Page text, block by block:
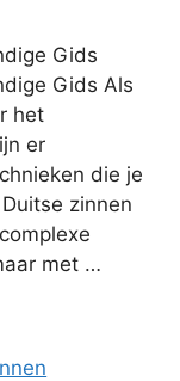
Gids
Gids Als
het
er
die je
zinnen
met …